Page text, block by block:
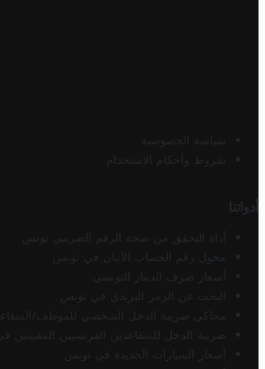
سياسة الخصوصية
شروط وأحكام الاستخدام
أدواتنا
أداة التحقق من صحة الرقم الضريبي تونس
محول رقم الحساب الآيبان في تونس
أسعار صرف الدينار التونسي
البحث عن الرمز البريدي في تونس
محاكي ضريبة الدخل الشخصي للموظف/
ضريبة الدخل للمتقاعدين الفرنسيين المقيمين
أسعار السيارات الجديدة في تونس